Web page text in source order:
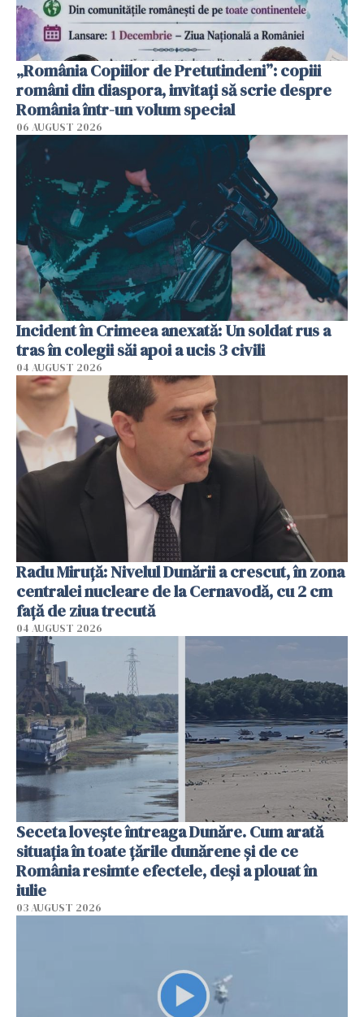
„România Copiilor de Pretutindeni”: copiii
români din diaspora, invitați să scrie despre
România într-un volum special
06 AUGUST 2026
Incident în Crimeea anexată: Un soldat rus a
tras în colegii săi apoi a ucis 3 civili
04 AUGUST 2026
Radu Miruţă: Nivelul Dunării a crescut, în zona
centralei nucleare de la Cernavodă, cu 2 cm
faţă de ziua trecută
04 AUGUST 2026
Seceta lovește întreaga Dunăre. Cum arată
situația în toate țările dunărene și de ce
România resimte efectele, deși a plouat în
iulie
03 AUGUST 2026